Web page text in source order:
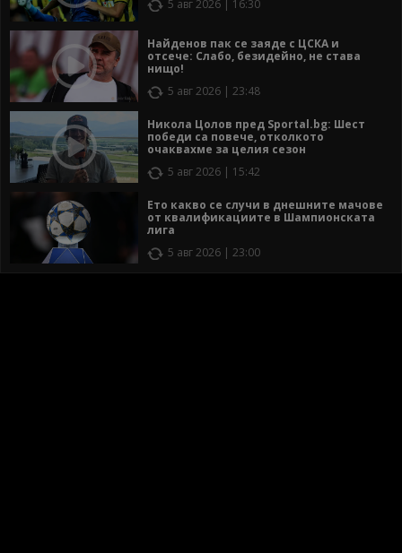
5 авг 2026 | 16:30
Найденов пак се заяде с ЦСКА и
отсече: Слабо, безидейно, не става
нищо!
5 авг 2026 | 23:48
Никола Цолов пред Sportal.bg: Шест
победи са повече, отколкото
очаквахме за целия сезон
5 авг 2026 | 15:42
Ето какво се случи в днешните мачове
от квалификациите в Шампионската
лига
5 авг 2026 | 23:00